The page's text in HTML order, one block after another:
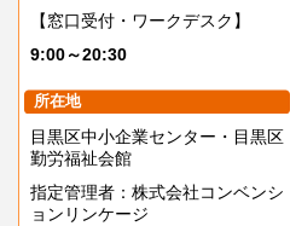
【窓口受付・ワークデスク】
9:00～20:30
所在地
目黒区中小企業センター・目黒区
勤労福祉会館
指定管理者：株式会社コンベンシ
ョンリンケージ